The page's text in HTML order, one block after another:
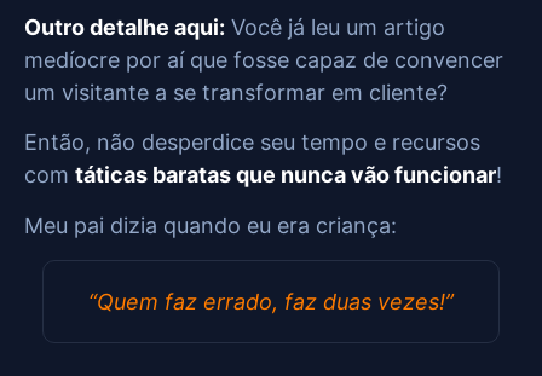
Outro detalhe aqui: Você já leu um artigo
medíocre por aí que fosse capaz de convencer
um visitante a se transformar em cliente?
Então, não desperdice seu tempo e recursos
com táticas baratas que nunca vão funcionar!
Meu pai dizia quando eu era criança:
“Quem faz errado, faz duas vezes!”